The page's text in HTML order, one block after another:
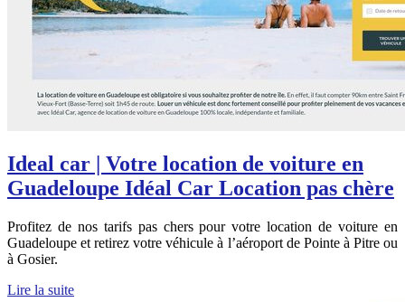
Ideal car | Votre location de voiture en
Guadeloupe Idéal Car Location pas chère
Profitez de nos tarifs pas chers pour votre location de voiture en
Guadeloupe et retirez votre véhicule à l’aéroport de Pointe à Pitre ou
à Gosier.
Lire la suite